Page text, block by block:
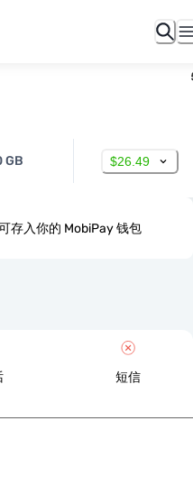
GB $26.49
存入你的 MobiPay 钱包
短信